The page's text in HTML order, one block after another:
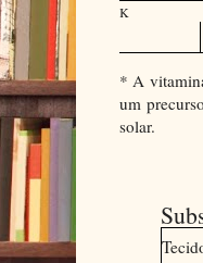
K
* A
um
solar.